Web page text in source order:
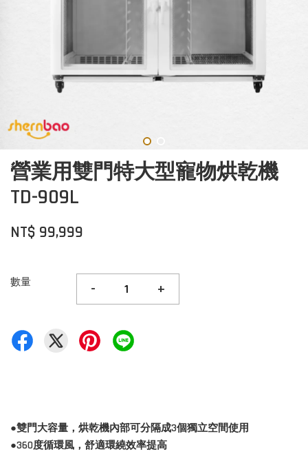
營業用雙門特大型寵物烘乾機
TD-909L
NT$ 99,999
數量 - +
●雙門大容量，烘乾機內部可分隔成3個獨立空間使用
●360度循環風，舒適環繞效率提高